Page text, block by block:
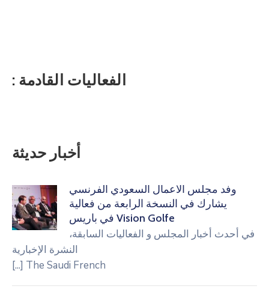
الفعاليات القادمة :
أخبار حديثة
مجلس الأعمال السعودي الفرنسي
في النسخة الرابعة من فعالية
Vision Golfe في باريس
أخبار المجلس و الفعاليات السابقة،
النشرة الإخبارية
The Saudi French
[...]